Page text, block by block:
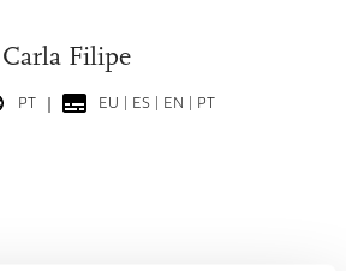
Filipe
PT EU | ES | EN | PT